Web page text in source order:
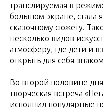
транслируемая в
большом экране, стала
сказочному сюжету.
несколько видов
атмосферу, где дети и
открыть для себя
Во второй половине
творческая встреча
исполнил популярные